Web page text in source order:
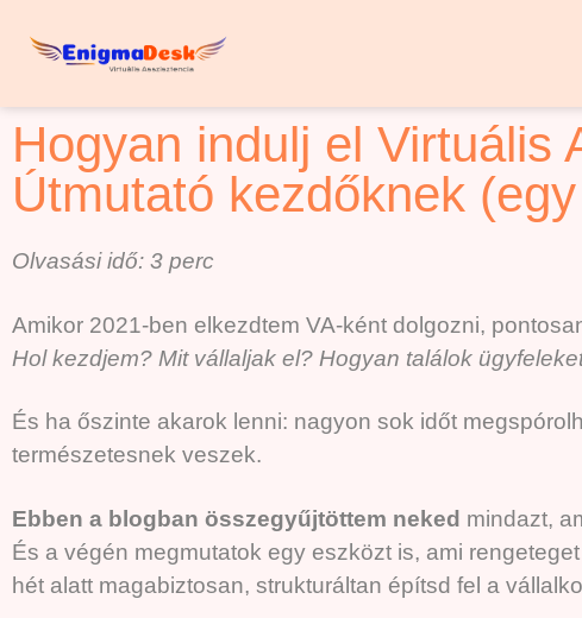
Hogyan indulj el Virtuális
Útmutató kezdőknek
Olvasási idő: 3 perc
Amikor 2021-ben elkezdtem VA-ként dolgozni,
Hol kezdjem? Mit vállaljak el? Hogyan találok
És ha őszinte akarok lenni: nagyon sok időt
természetesnek veszek.
Ebben a blogban összegyűjtöttem neked mindazt,
És a végén megmutatok egy eszközt is, ami
hét alatt magabiztosan, strukturáltan építsd fel a